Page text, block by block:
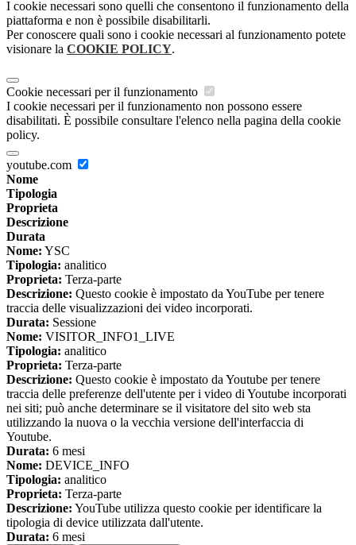
I cookie necessari sono quelli che consentono il funzionamento della
piattaforma e non è possibile disabilitarli.
Per conoscere quali sono i cookie necessari al funzionamento potete
visionare la COOKIE POLICY.
Cookie necessari per il funzionamento
I cookie necessari per il funzionamento non possono essere
disabilitati. È possibile consultare l'elenco nella pagina della cookie
policy.
youtube.com
Nome
Tipologia
Proprieta
Descrizione
Durata
Nome: YSC
Tipologia: analitico
Proprieta: Terza-parte
Descrizione: Questo cookie è impostato da YouTube per tenere
traccia delle visualizzazioni dei video incorporati.
Durata: Sessione
Nome: VISITOR_INFO1_LIVE
Tipologia: analitico
Proprieta: Terza-parte
Descrizione: Questo cookie è impostato da Youtube per tenere
traccia delle preferenze dell'utente per i video di Youtube incorporati
nei siti; può anche determinare se il visitatore del sito web sta
utilizzando la nuova o la vecchia versione dell'interfaccia di
Youtube.
Durata: 6 mesi
Nome: DEVICE_INFO
Tipologia: analitico
Proprieta: Terza-parte
Descrizione: YouTube utilizza questo cookie per identificare la
tipologia di device utilizzata dall'utente.
Durata: 6 mesi